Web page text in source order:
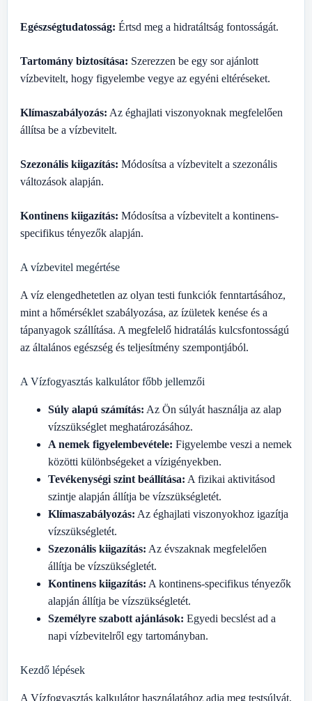
Egészségtudatosság: Értsd meg a hidratáltság fontosságát.
Tartomány biztosítása: Szerezzen be egy sor ajánlott
vízbevitelt, hogy figyelembe vegye az egyéni eltéréseket.
Klímaszabályozás: Az éghajlati viszonyoknak megfelelően
állítsa be a vízbevitelt.
Szezonális kiigazítás: Módosítsa a vízbevitelt a szezonális
változások alapján.
Kontinens kiigazítás: Módosítsa a vízbevitelt a kontinens-
specifikus tényezők alapján.
A vízbevitel megértése
A víz elengedhetetlen az olyan testi funkciók fenntartásához,
mint a hőmérséklet szabályozása, az ízületek kenése és a
tápanyagok szállítása. A megfelelő hidratálás kulcsfontosságú
az általános egészség és teljesítmény szempontjából.
A Vízfogyasztás kalkulátor főbb jellemzői
Súly alapú számítás: Az Ön súlyát használja az alap
vízszükséglet meghatározásához.
A nemek figyelembevétele: Figyelembe veszi a nemek
közötti különbségeket a vízigényekben.
Tevékenységi szint beállítása: A fizikai aktivitásod
szintje alapján állítja be vízszükségletét.
Klímaszabályozás: Az éghajlati viszonyokhoz igazítja
vízszükségletét.
Szezonális kiigazítás: Az évszaknak megfelelően
állítja be vízszükségletét.
Kontinens kiigazítás: A kontinens-specifikus tényezők
alapján állítja be vízszükségletét.
Személyre szabott ajánlások: Egyedi becslést ad a
napi vízbevitelről egy tartományban.
Kezdő lépések
A Vízfogyasztás kalkulátor használatához adja meg testsúlyát,